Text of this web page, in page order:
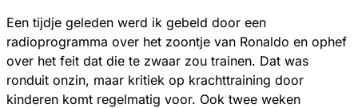
Een tijdje geleden werd ik gebeld door een
radioprogramma over het zoontje van Ronaldo en ophef
over het feit dat die te zwaar zou trainen. Dat was
ronduit onzin, maar kritiek op krachttraining door
kinderen komt regelmatig voor. Ook twee weken